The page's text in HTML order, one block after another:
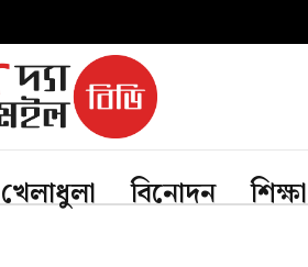
খেলাধুলা বিনোদন শিক্ষা